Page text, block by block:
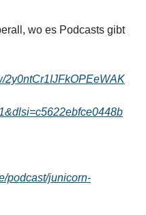
wo es Podcasts gibt
2y0ntCr1IJFkOPEeWAK
podcast/junicorn-